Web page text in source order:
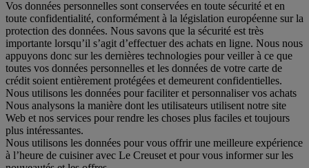
Vos données personnelles sont conservées en toute sécurité et en
toute confidentialité, conformément à la législation européenne sur la
protection des données. Nous savons que la sécurité est très
importante lorsqu’il s’agit d’effectuer des achats en ligne. Nous nous
appuyons donc sur les dernières technologies pour veiller à ce que
toutes vos données personnelles et les données de votre carte de
crédit soient entièrement protégées et demeurent confidentielles.
Nous utilisons les données pour faciliter et personnaliser vos achats
Nous analysons la manière dont les utilisateurs utilisent notre site
Web et nos services pour rendre les choses plus faciles et toujours
plus intéressantes.
Nous utilisons les données pour vous offrir une meilleure expérience
à l’heure de cuisiner avec Le Creuset et pour vous informer sur les